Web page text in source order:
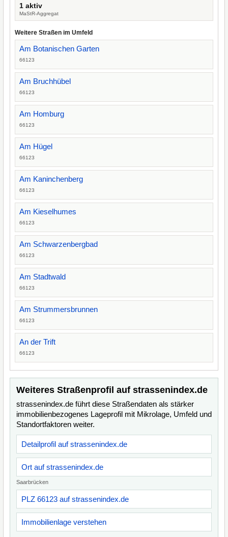
1 aktiv
MaStR-Aggregat
Weitere Straßen im Umfeld
Am Botanischen Garten
66123
Am Bruchhübel
66123
Am Homburg
66123
Am Hügel
66123
Am Kaninchenberg
66123
Am Kieselhumes
66123
Am Schwarzenbergbad
66123
Am Stadtwald
66123
Am Strummersbrunnen
66123
An der Trift
66123
Weiteres Straßenprofil auf strassenindex.de
strassenindex.de führt diese Straßendaten als stärker
immobilienbezogenes Lageprofil mit Mikrolage, Umfeld und
Standortfaktoren weiter.
Detailprofil auf strassenindex.de
Ort auf strassenindex.de
Saarbrücken
PLZ 66123 auf strassenindex.de
Immobilienlage verstehen